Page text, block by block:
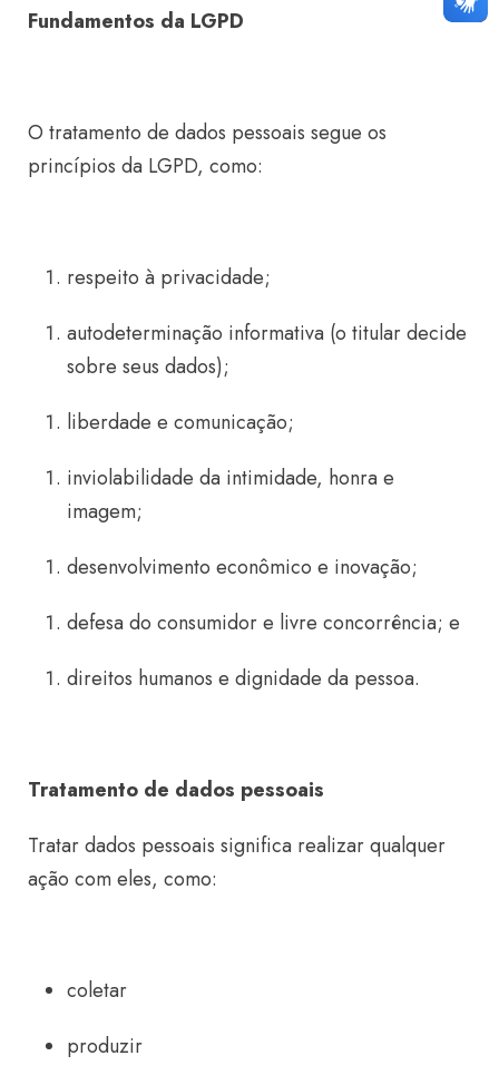
Fundamentos da LGPD
O tratamento de dados pessoais segue os
princípios da LGPD, como:
respeito à privacidade;
autodeterminação informativa (o titular decide
sobre seus dados);
liberdade e comunicação;
inviolabilidade da intimidade, honra e
imagem;
desenvolvimento econômico e inovação;
defesa do consumidor e livre concorrência; e
direitos humanos e dignidade da pessoa.
Tratamento de dados pessoais
Tratar dados pessoais significa realizar qualquer
ação com eles, como:
coletar
produzir